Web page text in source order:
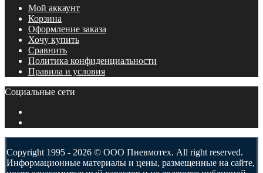
Мой аккаунт
Корзина
Оформление заказа
Хочу купить
Сравнить
Политика конфиденциальности
Правила и условия
Социальные сети
Copyright 1995 - 2026 © ООО Пневмотех. All right reserved.
Информационные материалы и цены, размещенные на сайте,